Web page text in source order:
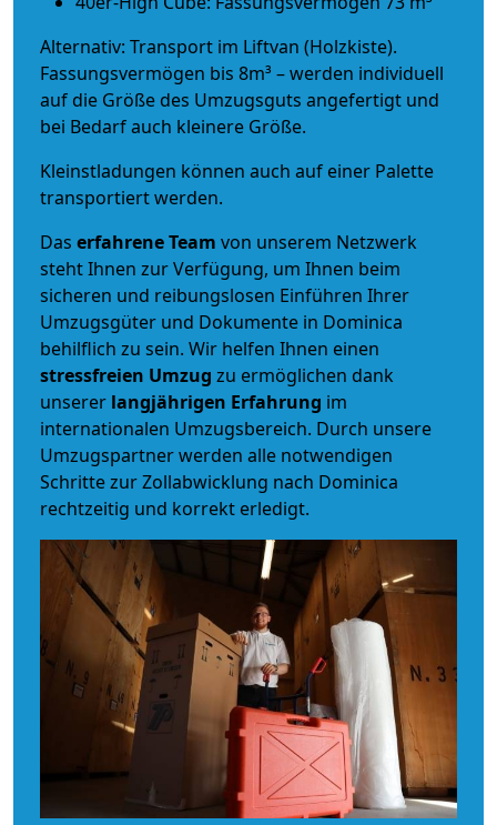
Alternativ: Transport im Liftvan (Holzkiste).
Fassungsvermögen bis 8m³ – werden individuell
auf die Größe des Umzugsguts angefertigt und
bei Bedarf auch kleinere Größe.
Kleinstladungen können auch auf einer Palette
transportiert werden.
Das erfahrene Team von unserem Netzwerk
steht Ihnen zur Verfügung, um Ihnen beim
sicheren und reibungslosen Einführen Ihrer
Umzugsgüter und Dokumente in Dominica
behilflich zu sein. Wir helfen Ihnen einen
stressfreien Umzug zu ermöglichen dank
unserer langjährigen Erfahrung im
internationalen Umzugsbereich. Durch unsere
Umzugspartner werden alle notwendigen
Schritte zur Zollabwicklung nach Dominica
rechtzeitig und korrekt erledigt.